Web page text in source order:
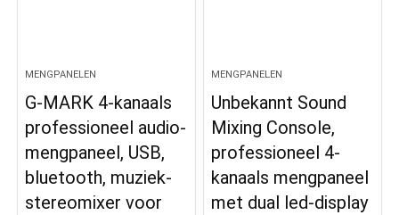
MENGPANELEN
G-MARK 4-kanaals
professioneel audio-
mengpaneel, USB,
bluetooth, muziek-
stereomixer voor
MENGPANELEN
Unbekannt Sound
Mixing Console,
professioneel 4-
kanaals mengpaneel
met dual led-display